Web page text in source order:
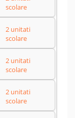
scolare
2 unitati
scolare
2 unitati
scolare
2 unitati
scolare